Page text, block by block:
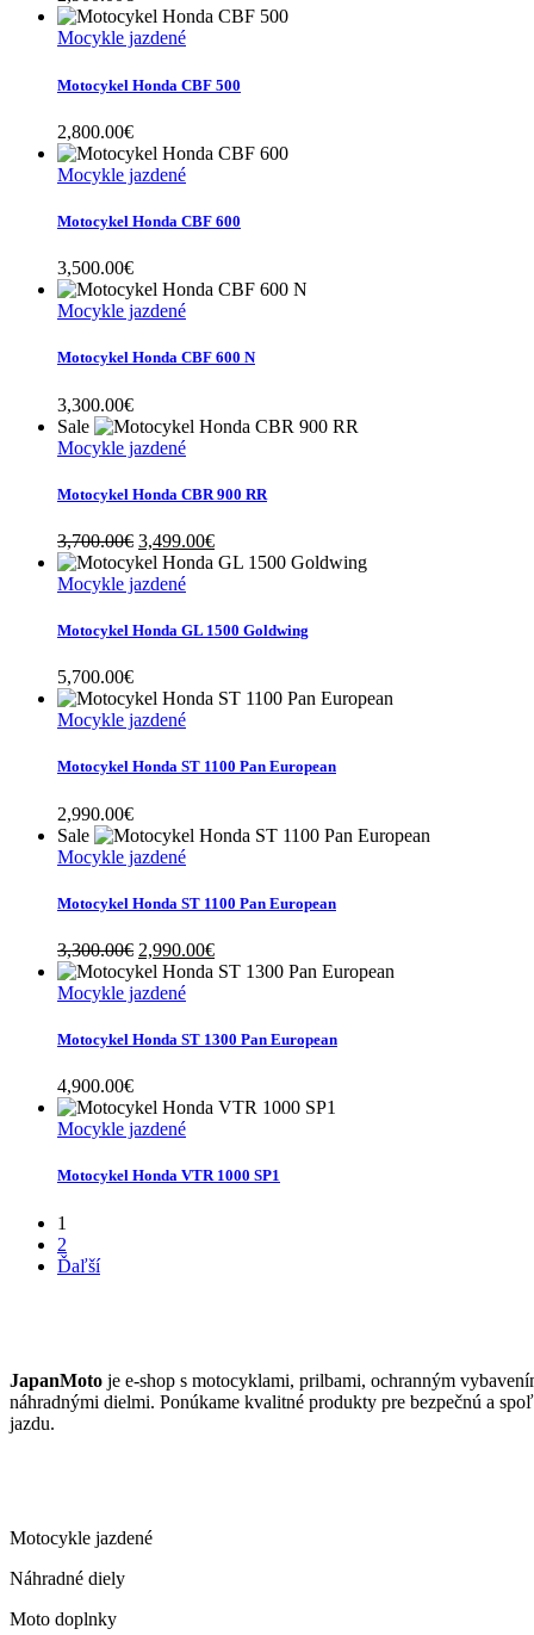
Mocykle jazdené
Motocykel Honda CBF 500
2,800.00€
Mocykle jazdené
Motocykel Honda CBF 600
3,500.00€
Mocykle jazdené
Motocykel Honda CBF 600 N
3,300.00€
Sale
Mocykle jazdené
Motocykel Honda CBR 900 RR
3,700.00€ Original
price
was:
3,499.00€Current
price
Mocykle jazdené
Motocykel Honda GL 1500 Goldwing
5,700.00€
Mocykle jazdené
Motocykel Honda ST 1100 Pan European
2,990.00€
Sale
Mocykle jazdené
Motocykel Honda ST 1100 Pan European
3,300.00€ Original
price
was:
2,990.00€Current
price
Mocykle jazdené
Motocykel Honda ST 1300 Pan European
4,900.00€
Mocykle jazdené
Motocykel Honda VTR 1000 SP1
1
2
Ďaľší
JapanMoto je e-shop s motocyklami, prilbami, ochranným
náhradnými dielmi. Ponúkame kvalitné produkty pre bezpečnú a
jazdu.
Motocykle jazdené
Náhradné diely
Moto doplnky